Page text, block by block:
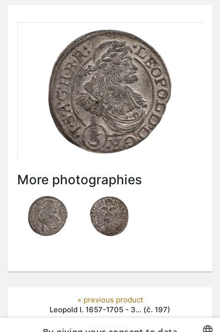
More photographies
« previous product
Leopold I. 1657-1705 - 3... (č. 197)